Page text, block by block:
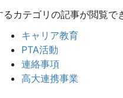
カテゴリの記事が閲覧で
キャリア教育
PTA活動
連絡事項
高大連携事業